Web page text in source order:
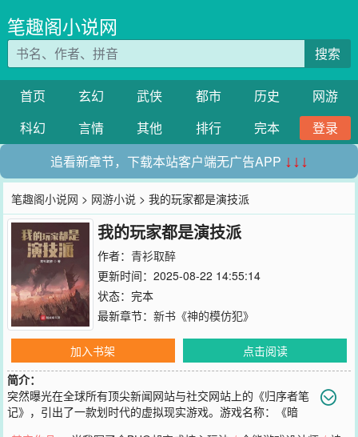
笔趣阁小说网
搜索
首页 玄幻 武侠 都市 历史
网游
科幻
言情 其他 排行 完本
登录
追看新章节，下载本站客户端无广告APP ↓↓↓
笔趣阁小说网 > 网游小说 > 我的玩家都是演技派
我的玩家都是演技派
作者： 青衫取醉
更新时间：2025-08-22 14:55:14
状态：完本
最新章节： 新书《神的模仿犯》
加入书架
点击阅读
简介：
突然曝光在全球所有顶尖新闻网站与社交网站上的《归序者笔
记》，引出了一款划时代的虚拟现实游戏。游戏名称：《暗